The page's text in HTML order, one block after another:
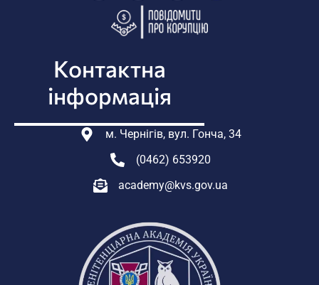
Контактна
інформація
м. Чернігів, вул. Гонча, 34
(0462) 653920
academy@kvs.gov.ua